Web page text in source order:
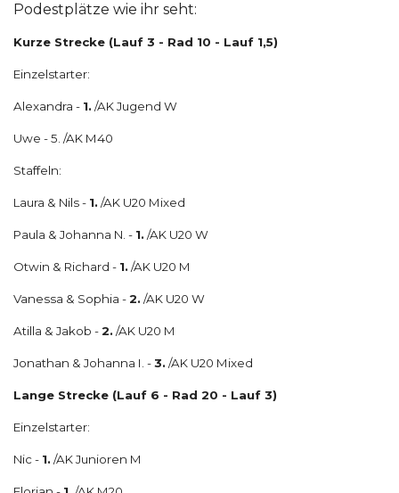
Podestplätze wie ihr seht:
Kurze Strecke (Lauf 3 - Rad 10 - Lauf 1,5)
Einzelstarter:
Alexandra - 1. /AK Jugend W
Uwe - 5. /AK M40
Staffeln:
Laura & Nils - 1. /AK U20 Mixed
Paula & Johanna N. - 1. /AK U20 W
Otwin & Richard - 1. /AK U20 M
Vanessa & Sophia -2. /AK U20 W
Atilla & Jakob -2. /AK U20 M
Jonathan & Johanna I. -3. /AK U20 Mixed
Lange Strecke (Lauf 6 - Rad 20 - Lauf 3)
Einzelstarter:
Nic - 1. /AK Junioren M